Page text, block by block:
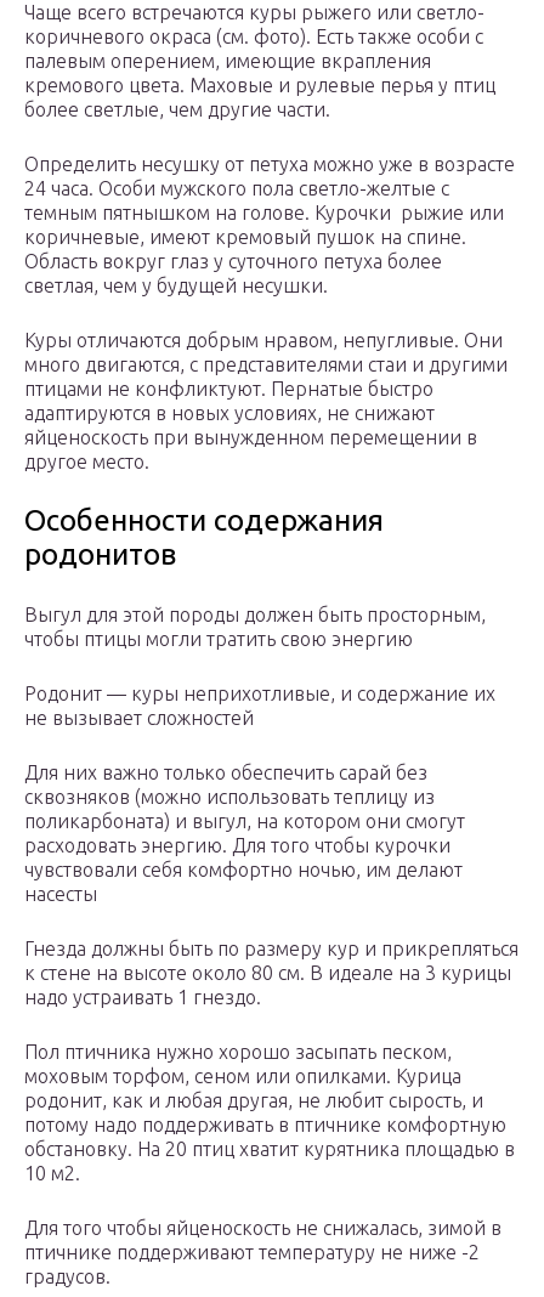
Чаще всего встречаются куры рыжего или светло-
коричневого окраса (см. фото). Есть также особи с
палевым оперением, имеющие вкрапления
кремового цвета. Маховые и рулевые перья у птиц
более светлые, чем другие части.
Определить несушку от петуха можно уже в возрасте
24 часа. Особи мужского пола светло-желтые с
темным пятнышком на голове. Курочки рыжие или
коричневые, имеют кремовый пушок на спине.
Область вокруг глаз у суточного петуха более
светлая, чем у будущей несушки.
Куры отличаются добрым нравом, непугливые. Они
много двигаются, с представителями стаи и другими
птицами не конфликтуют. Пернатые быстро
адаптируются в новых условиях, не снижают
яйценоскость при вынужденном перемещении в
другое место.
Особенности содержания
родонитов
Выгул для этой породы должен быть просторным,
чтобы птицы могли тратить свою энергию
Родонит — куры неприхотливые, и содержание их
не вызывает сложностей
Для них важно только обеспечить сарай без
сквозняков (можно использовать теплицу из
поликарбоната) и выгул, на котором они смогут
расходовать энергию. Для того чтобы курочки
чувствовали себя комфортно ночью, им делают
насесты
Гнезда должны быть по размеру кур и прикрепляться
к стене на высоте около 80 см. В идеале на 3 курицы
надо устраивать 1 гнездо.
Пол птичника нужно хорошо засыпать песком,
моховым торфом, сеном или опилками. Курица
родонит, как и любая другая, не любит сырость, и
потому надо поддерживать в птичнике комфортную
обстановку. На 20 птиц хватит курятника площадью в
10 м2.
Для того чтобы яйценоскость не снижалась, зимой в
птичнике поддерживают температуру не ниже -2
градусов.